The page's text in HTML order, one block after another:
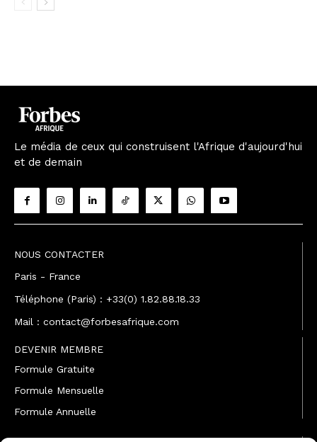
Le média de ceux qui construisent l'Afrique d'aujourd'hui
et de demain
NOUS CONTACTER
Paris - France
Téléphone (Paris) : +33(0) 1.82.88.18.33
Mail : contact@forbesafrique.com
DEVENIR MEMBRE
Formule Gratuite
Formule Mensuelle
Formule Annuelle